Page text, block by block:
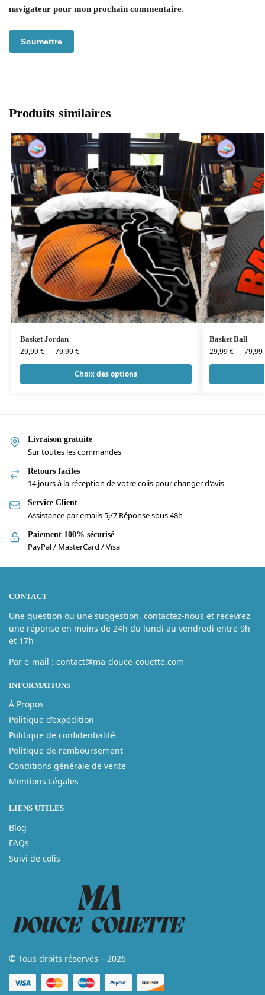
navigateur pour mon prochain commentaire.
Produits similaires
Basket Jordan
29,99€ – 79,99€
Choix des options
Basket Ball
29,99€ – 79,99
Livraison gratuite
Sur toutes les commandes
Retours faciles
14 jours à la réception de votre colis pour changer d'avis
Service Client
Assistance par emails 5j/7 Réponse sous 48h
Paiement 100% sécurisé
PayPal / MasterCard / Visa
CONTACT
Une question ou une suggestion, contactez-nous et recevrez
une réponse en moins de 24h du lundi au vendredi entre 9h
et 17h
Par e-mail : contact@ma-douce-couette.com
INFORMATIONS
À Propos
Politique d’expédition
Politique de confidentialité
Politique de remboursement
Conditions générale de vente
Mentions Légales
LIENS UTILES
Blog
FAQs
Suivi de colis
© Tous droits réservés – 2026